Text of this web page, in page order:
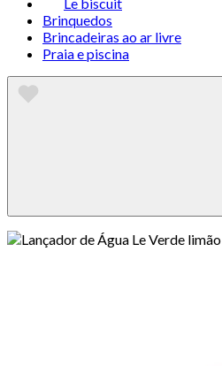
Brinquedos
Brincadeiras ao ar livre
Praia e piscina